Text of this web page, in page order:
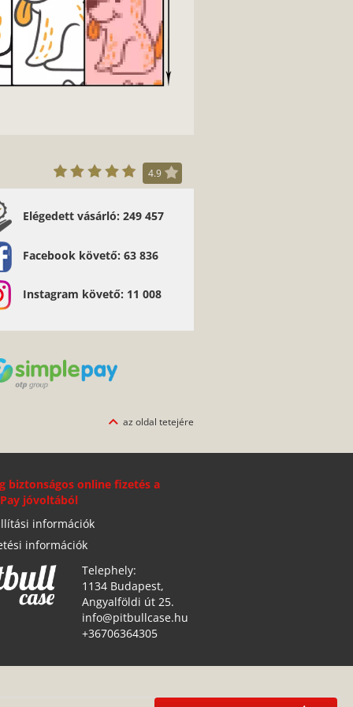
4.9
munka ajánlom mindenkinek. - Kocsis József
Elégedett vásárló: 249 457
Facebook követő: 63 836
Instagram követő: 11 008
az oldal tetejére
biztonságos online fizetés a
jóvoltából
információk
információk
Telephely:
1134 Budapest,
Angyalföldi út 25.
info@pitbullcase.hu
+36706364305